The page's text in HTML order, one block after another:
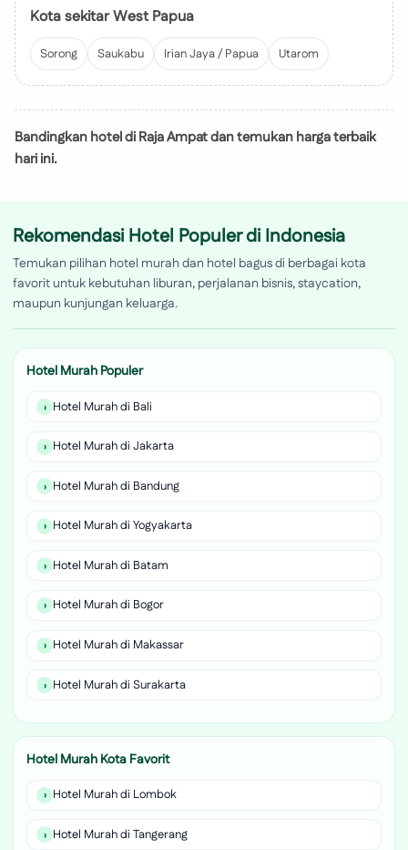
Kota sekitar West Papua
Sorong Saukabu Irian Jaya / Papua Utarom
Bandingkan hotel di Raja Ampat dan temukan harga terbaik
hari ini.
Rekomendasi Hotel Populer di Indonesia
Temukan pilihan hotel murah dan hotel bagus di berbagai kota
favorit untuk kebutuhan liburan, perjalanan bisnis, staycation,
maupun kunjungan keluarga.
Hotel Murah Populer
Hotel Murah di Bali
Hotel Murah di Jakarta
Hotel Murah di Bandung
Hotel Murah di Yogyakarta
Hotel Murah di Batam
Hotel Murah di Bogor
Hotel Murah di Makassar
Hotel Murah di Surakarta
Hotel Murah Kota Favorit
Hotel Murah di Lombok
Hotel Murah di Tangerang